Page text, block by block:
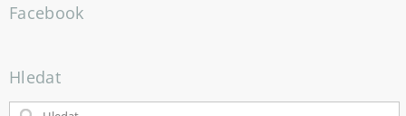
Facebook
Hledat